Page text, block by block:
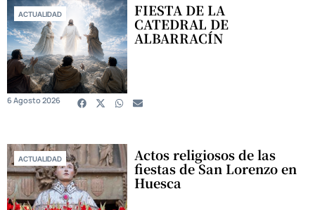
ACTUALIDAD FIESTA DE LA
CATEDRAL DE
ALBARRACÍN
6 Agosto 2026
ACTUALIDAD Actos religiosos de las
fiestas de San Lorenzo en
Huesca